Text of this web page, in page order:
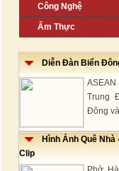
Công Nghệ
Ẩm Thực
Diễn Đàn Biển
Trung
Đông
Hình Ảnh Quê Nhà
Clip